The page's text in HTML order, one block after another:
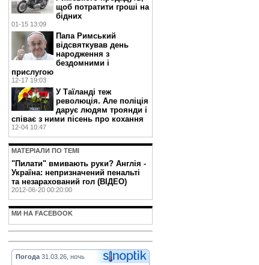
щоб потратити гроші на
бідних
01-15 13:09
Папа Римський
відсвяткував день
народження з
бездомними і
прислугою
12-17 19:03
У Таїланді теж
революція. Але поліція
дарує людям троянди і
співає з ними пісень про кохання
12-04 10:47
МАТЕРIАЛИ ПО ТЕМI
"Пилати" вмивають руки? Англія -
Україна: непризначений пенальті
та незарахований гол (ВІДЕО)
2012-06-20 00:20:00
МИ НА FACEBOOK
Погода 31.03.26, ночь